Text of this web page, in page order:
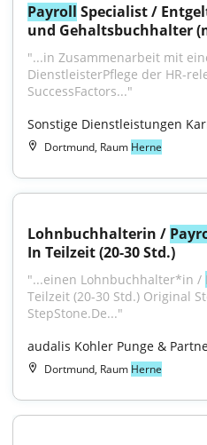
Payroll Specialist /
und Gehaltsbuchhalter
"...in Zusammenarbeit mit
DienstleisterPflege der HR-
SuccessFactors..."
Sonstige Dienstleistungen
Dortmund, Raum Herne
Lohnbuchhalterin /
In Teilzeit (20-30 Std.)
"...einen Lohnbuchhalter*in /
Teilzeit (20-30 Std.) Original
StepStone.De..."
audalis Kohler Punge &
Dortmund, Raum Herne